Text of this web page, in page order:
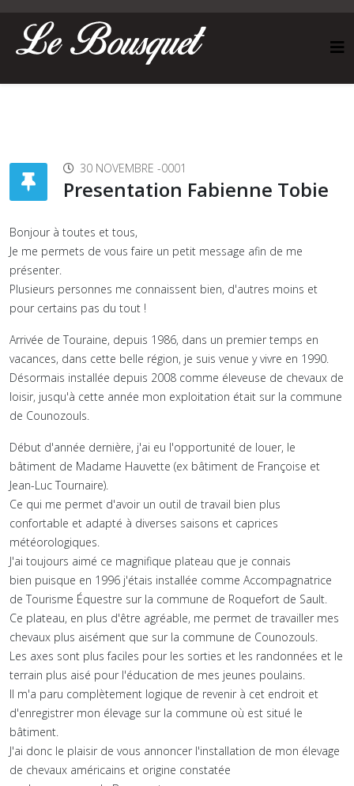
30 NOVEMBRE -0001
Presentation Fabienne Tobie
Bonjour à toutes et tous,
Je me permets de vous faire un petit message afin de me
présenter.
Plusieurs personnes me connaissent bien, d'autres moins et
pour certains pas du tout !
Arrivée de Touraine, depuis 1986, dans un premier temps en
vacances, dans cette belle région, je suis venue y vivre en 1990.
Désormais installée depuis 2008 comme éleveuse de chevaux de
loisir, jusqu'à cette année mon exploitation était sur la commune
de Counozouls.
Début d'année dernière, j'ai eu l'opportunité de louer, le
bâtiment de Madame Hauvette (ex bâtiment de Françoise et
Jean-Luc Tournaire).
Ce qui me permet d'avoir un outil de travail bien plus
confortable et adapté à diverses saisons et caprices
météorologiques.
J'ai toujours aimé ce magnifique plateau que je connais
bien puisque en 1996 j'étais installée comme Accompagnatrice
de Tourisme Équestre sur la commune de Roquefort de Sault.
Ce plateau, en plus d'être agréable, me permet de travailler mes
chevaux plus aisément que sur la commune de Counozouls.
Les axes sont plus faciles pour les sorties et les randonnées et le
terrain plus aisé pour l'éducation de mes jeunes poulains.
Il m'a paru complètement logique de revenir à cet endroit et
d'enregistrer mon élevage sur la commune où est situé le
bâtiment.
J'ai donc le plaisir de vous annoncer l'installation de mon élevage
de chevaux américains et origine constatée